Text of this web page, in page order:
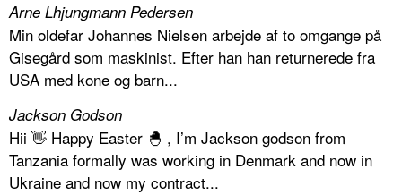
Arne Lhjungmann Pedersen
Min oldefar Johannes Nielsen arbejde af to omgange på
Gisegård som maskinist. Efter han han returnerede fra
USA med kone og barn...
Jackson Godson
Hii 👋 Happy Easter 🐣 , I’m Jackson godson from
Tanzania formally was working in Denmark and now in
Ukraine and now my contract...